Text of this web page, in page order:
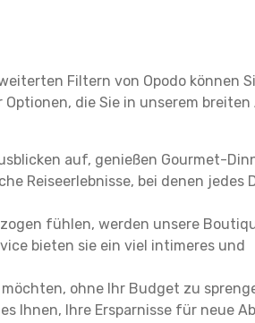
Filtern von Opodo können
die Sie in unserem breiten
auf, genießen Gourmet-
Reiseerlebnisse, bei denen jedes
fühlen, werden unsere
bieten sie ein viel intimeres und
ohne Ihr Budget zu
Ihnen, Ihre Ersparnisse für neue